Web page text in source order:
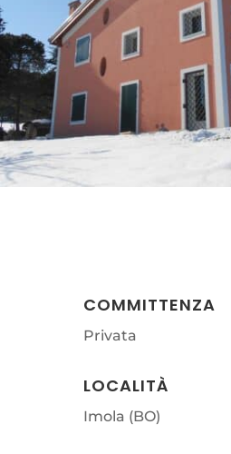
COMMITTENZA
Privata
LOCALITÀ
Imola (BO)